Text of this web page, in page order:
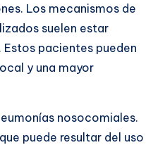
Los mecanismos de
suelen estar
pacientes pueden
y una mayor
nosocomiales.
puede resultar del uso